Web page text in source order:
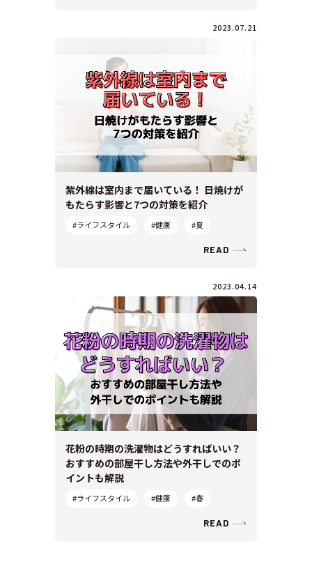
2023.07.21
紫外線は室内まで届いている！ 日焼けが
もたらす影響と7つの対策を紹介
#ライフスタイル #健康 #夏
READ
2023.04.14
花粉の時期の洗濯物はどうすればいい？
おすすめの部屋干し方法や外干しでのポ
イントも解説
#ライフスタイル #健康 #春
READ